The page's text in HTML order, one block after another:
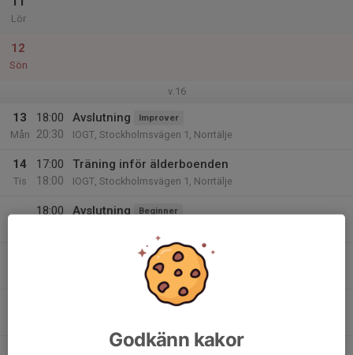
Lör
12
Sön
v.16
13
Mån
18:00
20:30
Avslutning Improver
IOGT, Stockholmsvägen 1, Norrtälje
14
Tis
17:00
18:00
Träning inför älderboenden
IOGT, Stockholmsvägen 1, Norrtälje
18:00
Avslutning Beginner
Godkänn kakor